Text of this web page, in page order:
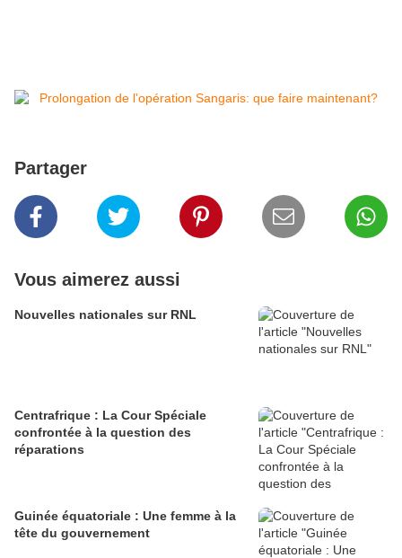
Partager
Vous aimerez aussi
Nouvelles nationales sur RNL
Centrafrique : La Cour Spéciale
confrontée à la question des
réparations
Guinée équatoriale : Une femme à la
tête du gouvernement